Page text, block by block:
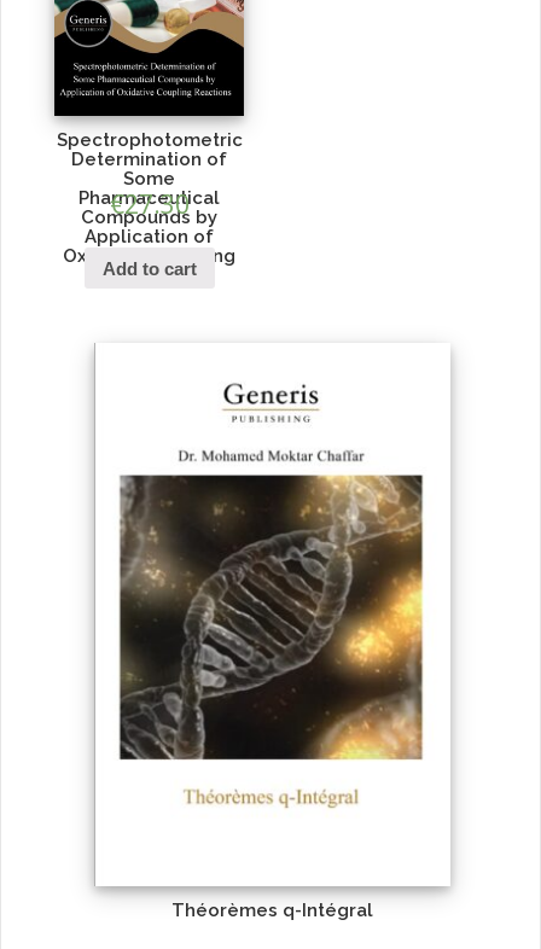
Spectrophotometric
Determination of
Some
Pharmaceutical
Compounds by
Application of
Oxidative Coupling
Reactions
€27.30
Add to cart
Théorèmes q-Intégral